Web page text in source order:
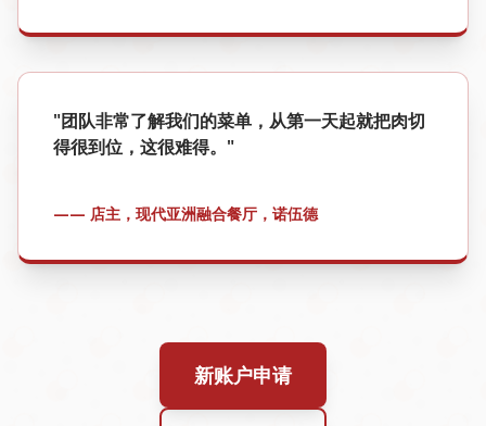
"团队非常了解我们的菜单，从第一天起就把肉切
得很到位，这很难得。"
—— 店主，现代亚洲融合餐厅，诺伍德
新账户申请